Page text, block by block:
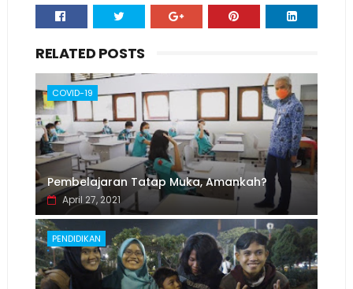
RELATED POSTS
COVID-19
Pembelajaran Tatap Muka, Amankah?
April 27, 2021
PENDIDIKAN